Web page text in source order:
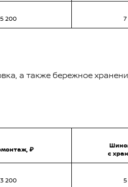
5 200
а также бережное
₽
с
3 200